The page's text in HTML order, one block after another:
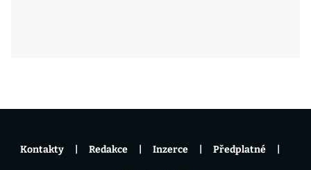
Kontakty Redakce Inzerce Předplatné